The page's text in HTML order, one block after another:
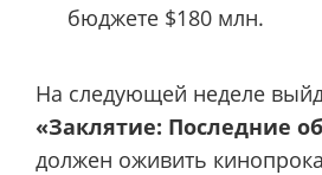
бюджете $180 млн.
На следующей неделе
«Заклятие: Последние
должен оживить